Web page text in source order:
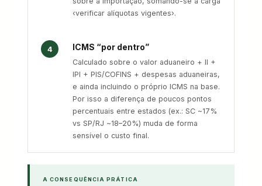
‹verificar alíquotas vigentes›.
4 ICMS “por dentro”
Calculado sobre o valor aduaneiro + II +
IPI + PIS/COFINS + despesas aduaneiras,
e ainda incluindo o próprio ICMS na base.
Por isso a diferença de poucos pontos
percentuais entre estados (ex.: SC ~17%
vs SP/RJ ~18–20%) muda de forma
sensível o custo final.
A CONSEQUÊNCIA PRÁTICA